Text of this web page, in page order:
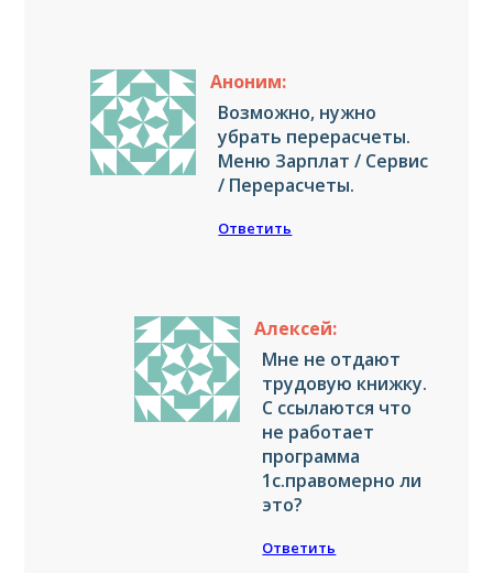
Аноним:
Возможно, нужно
убрать перерасчеты.
Меню Зарплат / Сервис
/ Перерасчеты.
Ответить
Алексей:
Мне не отдают
трудовую книжку.
С ссылаются что
не работает
программа
1с.правомерно ли
это?
Ответить